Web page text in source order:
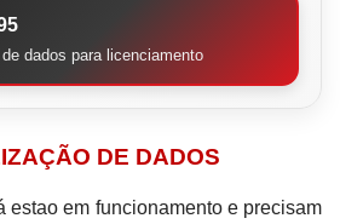
dados para licenciamento
DE DADOS
estao em funcionamento e precisam